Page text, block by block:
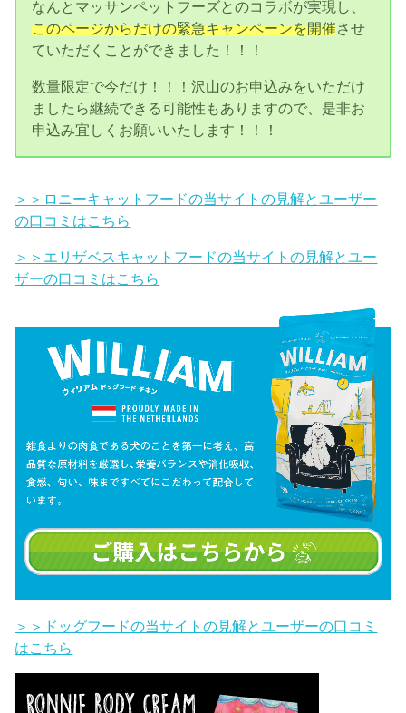
なんとマッサンペットフーズとのコラボが実現し、
このページからだけの緊急キャンペーンを開催させ
ていただくことができました！！！
数量限定で今だけ！！！沢山のお申込みをいただけ
ましたら継続できる可能性もありますので、是非お
申込み宜しくお願いいたします！！！
＞＞ロニーキャットフードの当サイトの見解とユーザー
の口コミはこちら
＞＞エリザベスキャットフードの当サイトの見解とユー
ザーの口コミはこちら
＞＞ドッグフードの当サイトの見解とユーザーの口コミ
はこちら